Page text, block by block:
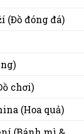
(Đồ đóng đá)
chơi)
(Hoa quả)